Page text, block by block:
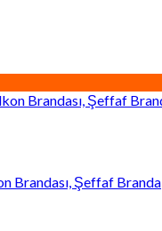
Brandası, Şeffaf Branda